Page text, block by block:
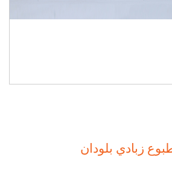
زبادي بلودان